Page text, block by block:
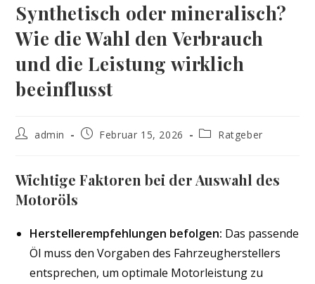
Synthetisch oder mineralisch?
Wie die Wahl den Verbrauch
und die Leistung wirklich
beeinflusst
Beitrags-
admin
BeitragFebruar 15, 2026
Beitrags-
Ratgeber
Wichtige Faktoren bei der Auswahl des
Motoröls
Herstellerempfehlungen befolgen: Das passende
Öl muss den Vorgaben des Fahrzeugherstellers
entsprechen, um optimale Motorleistung zu